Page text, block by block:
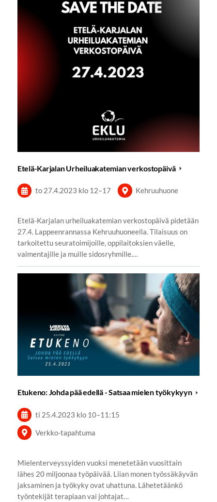
Etelä-Karjalan Urheiluakatemian verkostopäivä
to 27.4.2023 klo 12–17 Kehruuhuone
Etelä-Karjalan urheiluakatemian verkostopäivä pidetään
27.4. Lappeenrannassa Kehruuhuoneella. Tilaisuus on
tarkoitettu seuratoimijoille, oppilaitoksien väelle,
valmentajille ja muille sidosryhmille.…
Etukeno: Johda pää edellä - Satsaa mielen työkykyyn
ti 25.4.2023 klo 10–11:15
Verkko-tapahtuma
Mielenterveyssyiden vuoksi menetetään vuosittain
lähes 20 miljoonaa työpäivää. Liian monen työssäkäyvän
jaksaminen ja työkyky ovat uhattuna. Lähetetäänkö
työntekijät terapiaan vai johtajat…